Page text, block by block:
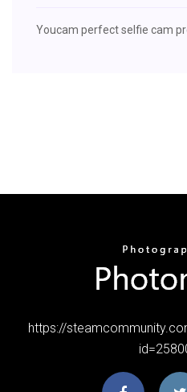
Youcam perfect selfie cam
https://